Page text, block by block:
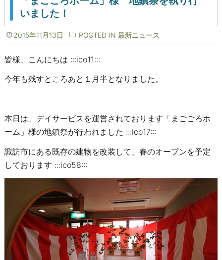
いました！
2015年11月13日 POSTED IN 最新ニュース
皆様、こんにちは :::ico11:::
今年も残すところあと１月半となりました。
本日は、デイサービスを運営されております「まごごろホ
ーム」様の地鎮祭が行われました :::ico17:::
諏訪市にある既存の建物を改装して、春のオープンを予定
しております :::ico58:::